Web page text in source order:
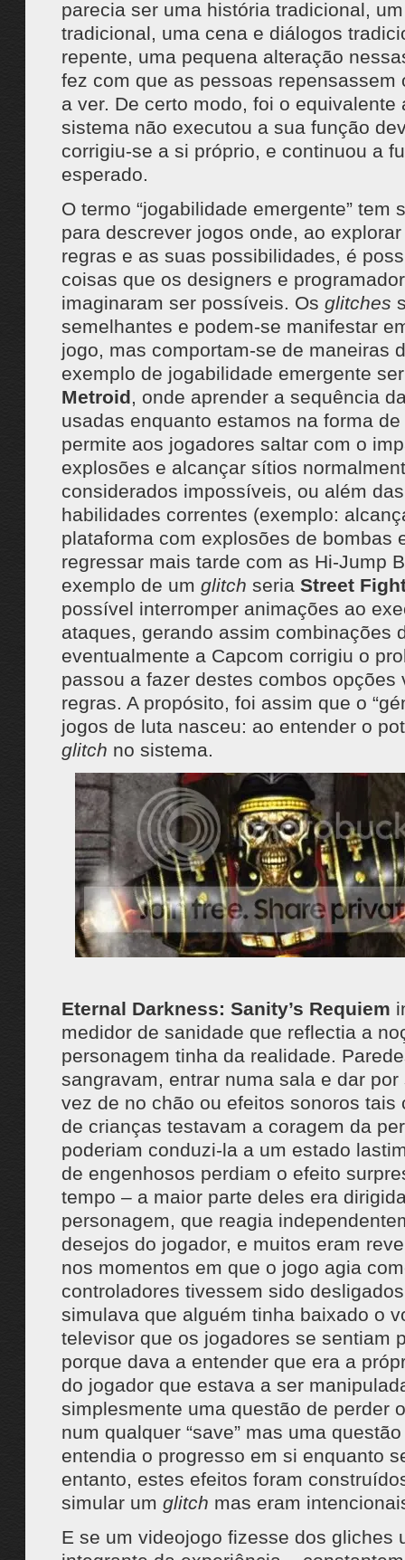
parecia ser uma história tradicional,
tradicional, uma cena e diálogos
repente, uma pequena alteração
fez com que as pessoas repensassem
a ver. De certo modo, foi o equivalente
sistema não executou a sua função
corrigiu-se a si próprio, e continuou a
esperado.
O termo “jogabilidade emergente” tem
para descrever jogos onde, ao
regras e as suas possibilidades, é
coisas que os designers e
imaginaram ser possíveis. Os glitches
semelhantes e podem-se manifestar
jogo, mas comportam-se de maneiras
exemplo de jogabilidade emergente
Metroid, onde aprender a sequência
usadas enquanto estamos na forma
permite aos jogadores saltar com o
explosões e alcançar sítios
considerados impossíveis, ou além
habilidades correntes (exemplo:
plataforma com explosões de bombas
regressar mais tarde com as Hi-Jump
exemplo de um glitch seria Street
possível interromper animações ao
ataques, gerando assim combinações
eventualmente a Capcom corrigiu o
passou a fazer destes combos opções
regras. A propósito, foi assim que o
jogos de luta nasceu: ao entender o
glitch no sistema.
Eternal Darkness: Sanity’s Requiem
medidor de sanidade que reflectia a
personagem tinha da realidade.
sangravam, entrar numa sala e dar
vez de no chão ou efeitos sonoros tais
de crianças testavam a coragem da
poderiam conduzi-la a um estado
de engenhosos perdiam o efeito
tempo – a maior parte deles era
personagem, que reagia
desejos do jogador, e muitos eram
nos momentos em que o jogo agia
controladores tivessem sido
simulava que alguém tinha baixado o
televisor que os jogadores se sentiam
porque dava a entender que era a
do jogador que estava a ser
simplesmente uma questão de perder
num qualquer “save” mas uma
entendia o progresso em si enquanto
entanto, estes efeitos foram
simular um glitch mas eram
E se um videojogo fizesse dos gliches